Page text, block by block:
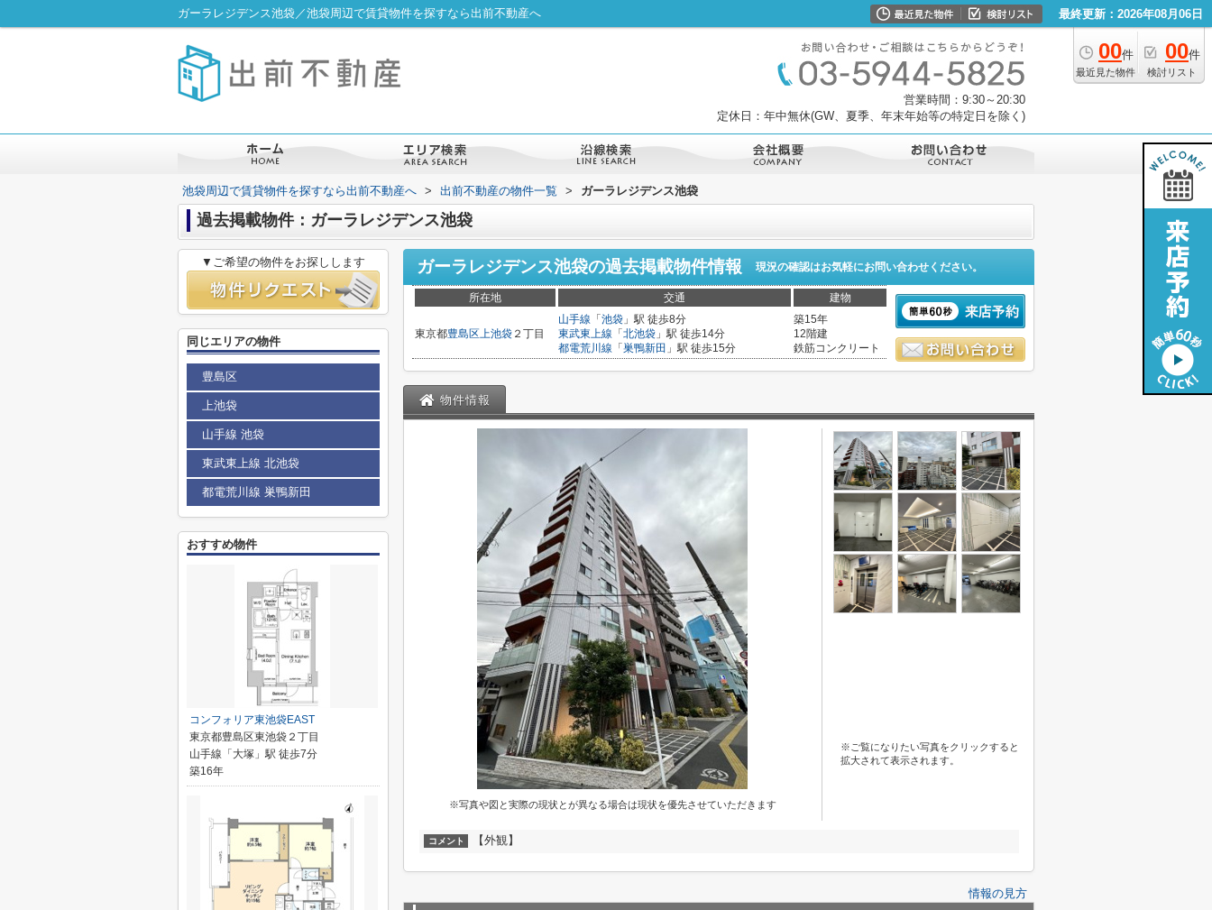
ガーラレジデンス池袋／池袋周辺で賃貸物件を探すなら出前不動産へ 最終更新：2026年08月06日
00件
最近見た物件
00件
検討リスト
営業時間：9:30～20:30
定休日：年中無休(GW、夏季、年末年始等の特定日を除く)
池袋周辺で賃貸物件を探すなら出前不動産へ > 出前不動産の物件一覧 > ガーラレジデンス池袋
過去掲載物件：ガーラレジデンス池袋
ガーラレジデンス池袋の過去掲載物件情報 現況の確認はお気軽にお問い合わせください。
所在地 交通 建物
東京都豊島区上池袋 ２丁目
山手線 「 池袋 」駅 徒歩8分
東武東上線 「 北池袋 」駅 徒歩14分
都電荒川線 「 巣鴨新田 」駅 徒歩15分
築15年
12階建
鉄筋コンクリート
物件情報
※写真や図と実際の現状とが異なる場合は現状を優先させていただきます
※ご覧になりたい写真をクリックすると
拡大されて表示されます。
コメント 【外観】
情報の見方
▼ご希望の物件をお探しします
同じエリアの物件
豊島区
上池袋
山手線 池袋
東武東上線 北池袋
都電荒川線 巣鴨新田
おすすめ物件
コンフォリア東池袋EAST
東京都豊島区東池袋２丁目
山手線「大塚」駅 徒歩7分
築16年